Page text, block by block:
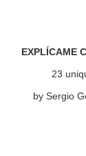
EXPLÍCAME
23
by Sergio